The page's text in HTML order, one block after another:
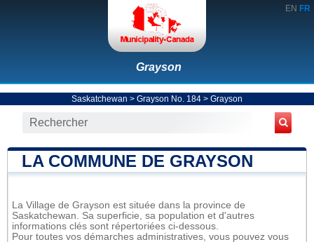
EN FR
Grayson
Saskatchewan > Grayson No. 184 > Grayson
LA COMMUNE DE GRAYSON
La Village de Grayson est située dans la province de
Saskatchewan. Sa superficie, sa population et d'autres
informations clés sont répertoriées ci-dessous.
Pour toutes vos démarches administratives, vous pouvez vous